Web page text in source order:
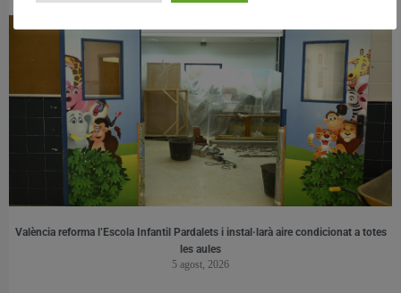
València reforma l’Escola Infantil Pardalets i instal·larà aire condicionat a totes
les aules
5 agost, 2026